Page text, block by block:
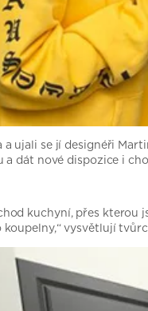
a ujali se jí designéři
dát nové dispozice i
kuchyní, přes
vysvětlují